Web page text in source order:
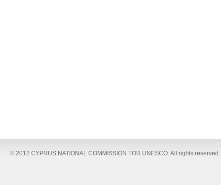
© 2012 CYPRUS NATIONAL COMMISSION FOR UNESCO. All rights reserved.